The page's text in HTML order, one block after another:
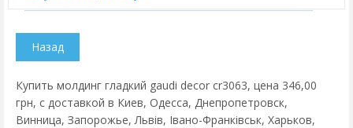
Купить молдинг гладкий gaudi decor cr3063, цена 346,00
грн, с доставкой в Киев, Одесса, Днепропетровск,
Винница, Запорожье, Львів, Івано-Франківськ, Харьков,